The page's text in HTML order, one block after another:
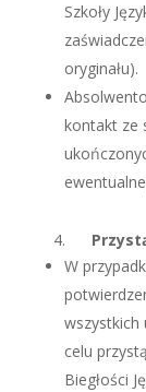
Szkoły
oryginału).
kontakt ze
4.
W
wszystkich
celu
Biegłości